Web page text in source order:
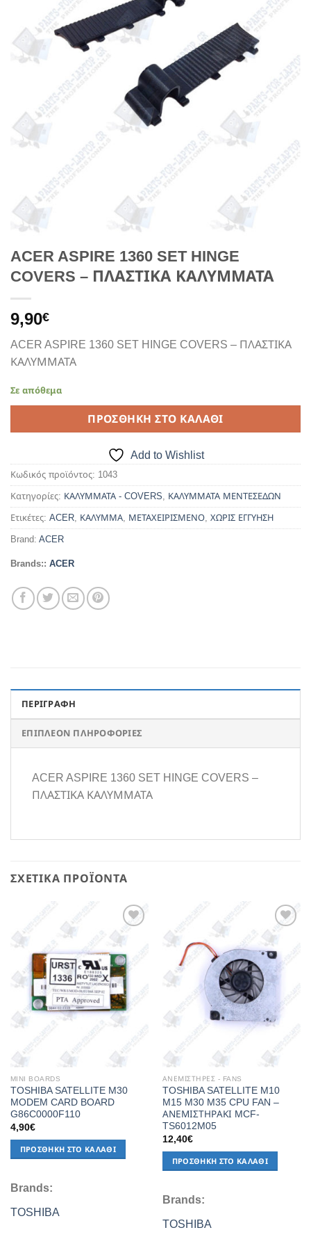
ACER ASPIRE 1360 SET HINGE
COVERS – ΠΛΑΣΤΙΚΑ ΚΑΛΥΜΜΑΤΑ
9,90€
ACER ASPIRE 1360 SET HINGE COVERS – ΠΛΑΣΤΙΚΑ
ΚΑΛΥΜΜΑΤΑ
Σε απόθεμα
ΠΡΟΣΘΉΚΗ ΣΤΟ ΚΑΛΆΘΙ
Add to Wishlist
Κωδικός προϊόντος: 1043
Κατηγορίες: ΚΑΛΥΜΜΑΤΑ - COVERS, ΚΑΛΥΜΜΑΤΑ ΜΕΝΤΕΣΕΔΩΝ
Ετικέτες: ACER, ΚΑΛΥΜΜΑ, ΜΕΤΑΧΕΙΡΙΣΜΕΝΟ, ΧΩΡΙΣ ΕΓΓΥΗΣΗ
Brand: ACER
Brands:: ACER
ΠΕΡΙΓΡΑΦΉ
ΕΠΙΠΛΈΟΝ ΠΛΗΡΟΦΟΡΊΕΣ
ACER ASPIRE 1360 SET HINGE COVERS –
ΠΛΑΣΤΙΚΑ ΚΑΛΥΜΜΑΤΑ
ΣΧΕΤΙΚΆ ΠΡΟΪΌΝΤΑ
Add to
Wishlist
MINI BOARDS
TOSHIBA SATELLITE M30
MODEM CARD BOARD
G86C0000F110
4,90€
ΠΡΟΣΘΉΚΗ ΣΤΟ ΚΑΛΆΘΙ
Brands:
TOSHIBA
Add to
Wishlist
ΑΝΕΜΙΣΤΗΡΕΣ - FANS
TOSHIBA SATELLITE M10
M15 M30 M35 CPU FAN –
ΑΝΕΜΙΣΤΗΡΑΚΙ MCF-
TS6012M05
12,40€
ΠΡΟΣΘΉΚΗ ΣΤΟ ΚΑΛΆΘΙ
Brands:
TOSHIBA